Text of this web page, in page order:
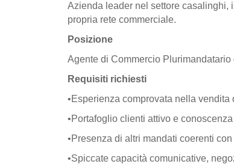
Azienda leader nel settore casalinghi,
propria rete commerciale.
Posizione
Agente di Commercio
Requisiti richiesti
•Esperienza comprovata nella
•Portafoglio clienti attivo e
•Presenza di altri mandati coerenti
•Spiccate capacità comunicative,